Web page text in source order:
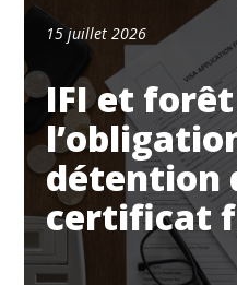
15 juillet 2026
IFI et
détention
certificat